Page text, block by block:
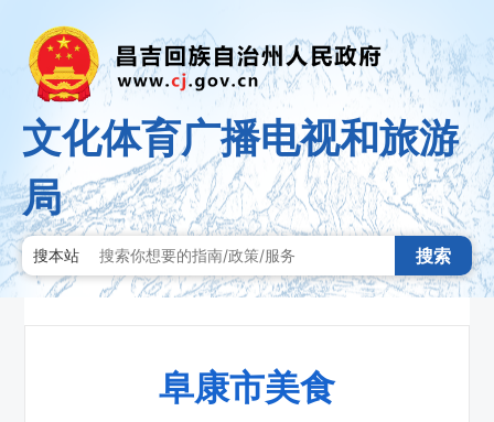
文化体育广播电视和旅游
局
搜本站 搜索
阜康市美食